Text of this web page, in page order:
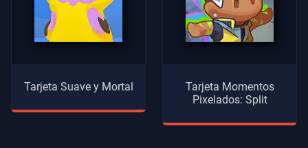
Tarjeta Suave y Mortal
Tarjeta Momentos
Pixelados: Split